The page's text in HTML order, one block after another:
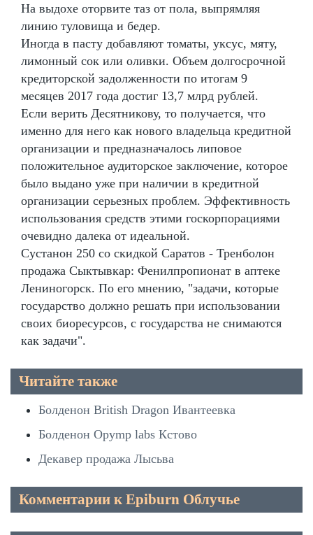
На выдохе оторвите таз от пола, выпрямляя
линию туловища и бедер.
Иногда в пасту добавляют томаты, уксус, мяту,
лимонный сок или оливки. Объем долгосрочной
кредиторской задолженности по итогам 9
месяцев 2017 года достиг 13,7 млрд рублей.
Если верить Десятникову, то получается, что
именно для него как нового владельца кредитной
организации и предназначалось липовое
положительное аудиторское заключение, которое
было выдано уже при наличии в кредитной
организации серьезных проблем. Эффективность
использования средств этими госкорпорациями
очевидно далека от идеальной.
Сустанон 250 со скидкой Саратов - Тренболон
продажа Сыктывкар: Фенилпропионат в аптеке
Лениногорск. По его мнению, "задачи, которые
государство должно решать при использовании
своих биоресурсов, с государства не снимаются
как задачи".
Читайте также
Болденон British Dragon Ивантеевка
Болденон Opymp labs Кстово
Декавер продажа Лысьва
Комментарии к Epiburn Облучье